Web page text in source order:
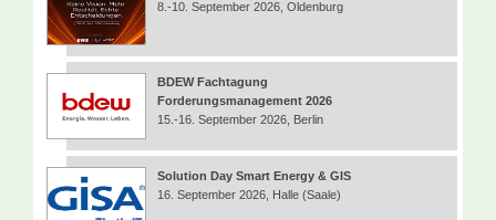
8.-10. September 2026, Oldenburg
BDEW Fachtagung
Forderungsmanagement 2026
15.-16. September 2026, Berlin
Solution Day Smart Energy & GIS
16. September 2026, Halle (Saale)